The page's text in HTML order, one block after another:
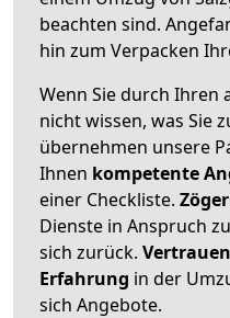
beachten sind.
hin zum Verpacken
Wenn Sie durch Ihren
nicht wissen, was Sie
übernehmen unsere
Ihnen kompetente
einer Checkliste.
Dienste in Anspruch
sich zurück.
Erfahrung in der
sich Angebote.